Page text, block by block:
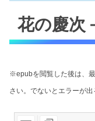
花の慶次
※epubを閲覧した後は、
さい。でないとエラーが出